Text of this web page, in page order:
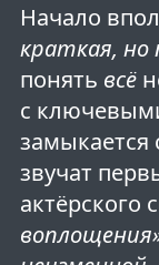
Начало
краткая, но
понять всё
с
замыкается
звучат
актёрского